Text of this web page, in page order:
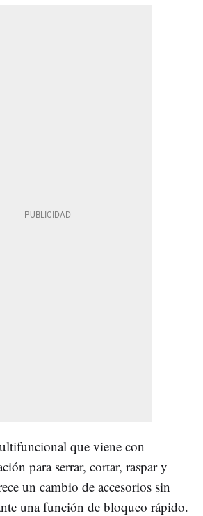
que viene con
para serrar, cortar, raspar y
un cambio de accesorios sin
una función de bloqueo rápido.